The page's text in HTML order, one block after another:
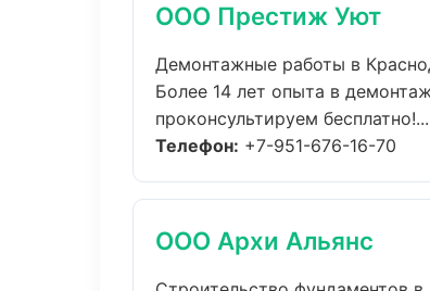
ООО Престиж Уют
Демонтажные работы в
Более 14 лет опыта в
проконсультируем бесплатно!...
Телефон: +7-951-676-16-70
ООО Архи Альянс